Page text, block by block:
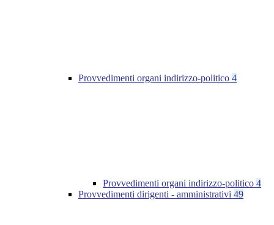
Provvedimenti organi indirizzo-politico 4
Provvedimenti organi indirizzo-politico 4
Provvedimenti dirigenti - amministrativi 49